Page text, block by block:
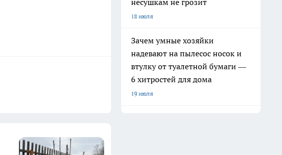
несушкам не грозит
18 июля
Зачем умные хозяйки
надевают на пылесос носок и
втулку от туалетной бумаги —
6 хитростей для дома
19 июля